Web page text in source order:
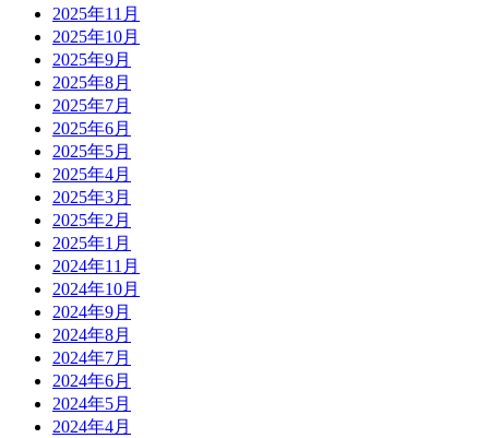
2025年11月
2025年10月
2025年9月
2025年8月
2025年7月
2025年6月
2025年5月
2025年4月
2025年3月
2025年2月
2025年1月
2024年11月
2024年10月
2024年9月
2024年8月
2024年7月
2024年6月
2024年5月
2024年4月